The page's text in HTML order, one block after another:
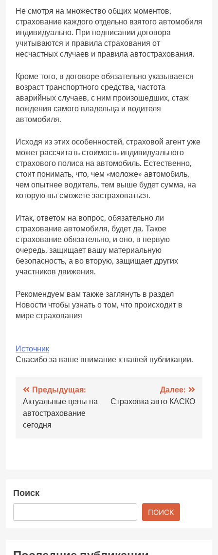
Не смотря на множество общих моментов,
страхование каждого отдельно взятого автомобиля
индивидуально. При подписании договора
учитываются и правила страхования от
несчастных случаев и правила автострахования.
Кроме того, в договоре обязательно указывается
возраст транспортного средства, частота
аварийных случаев, с ним произошедших, стаж
вождения самого владельца и водителя
автомобиля.
Исходя из этих особенностей, страховой агент уже
может рассчитать стоимость индивидуального
страхового полиса на автомобиль. Естественно,
стоит понимать, что, чем «моложе» автомобиль,
чем опытнее водитель, тем выше будет сумма, на
которую вы сможете застраховаться.
Итак, ответом на вопрос, обязательно ли
страхование автомобиля, будет да. Такое
страхование обязательно, и оно, в первую
очередь, защищает вашу материальную
безопасность, а во вторую, защищает других
участников движения.
Рекомендуем вам также заглянуть в раздел
Новости чтобы узнать о том, что происходит в
мире страхования
Источник
Спасибо за ваше внимание к нашей публикации.
Навигация
по
записям
Предыдущая:
Актуальные цены на
автострахование
сегодня
Далее:
Страховка авто КАСКО
Поиск
ПОИСК